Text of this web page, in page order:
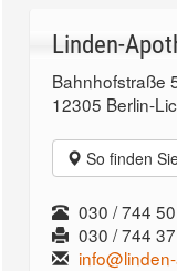
Linden-
Bahnhofstraße
12305 Berlin-
So finden
030 / 744
030 / 744